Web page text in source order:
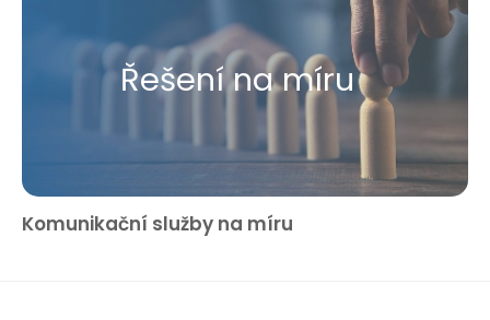
Řešení na míru
Komunikační služby na míru